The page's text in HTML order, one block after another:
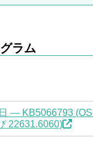
ラム
— KB5066793 (OS
22631.6060)